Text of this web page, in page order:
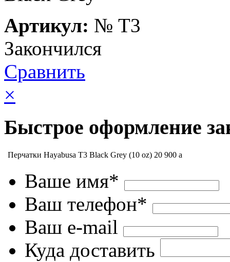
Артикул: № T3
Закончился
Сравнить
×
Быстрое оформление
Перчатки Hayabusa T3 Black Grey (10 oz) 20 900 a
Ваше имя*
Ваш телефон*
Ваш e-mail
Куда доставить